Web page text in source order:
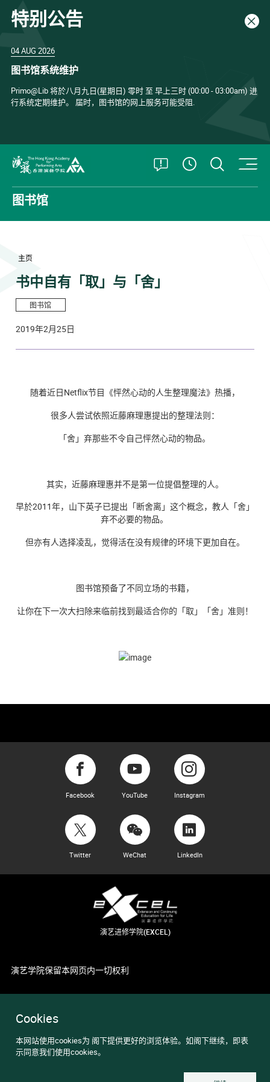
特别公告 关闭
04 AUG 2026
图书馆系统维护
Primo@Lib 将於八月九日(星期日) 零时 至 早上三时 (00:00 - 03:00am) 进
行系统定期维护。 届时，图书馆的网上服务可能受阻.
打开特别公告
查看開放時
打开
图书馆
Cookies
本网站使用cookies为 阁下提供更好的浏览体验。如阁下继续，即表
示同意我们使用cookies。
主页
书中自有「取」与「舍」
图书馆
2019年2月25日
随着近日Netflix节目《怦然心动的人生整理魔法》热播，
很多人尝试依照近藤麻理惠提出的整理法则：
「舍」弃那些不令自己怦然心动的物品。
其实，近藤麻理惠并不是第一位提倡整理的人。
早於2011年，山下英子已提出「断舍离」这个概念， 教人「舍」
弃不必要的物品。
但亦有人选择凌乱，觉得活在没有规律的环境下更加自在。
图书馆预备了不同立场的书籍，
让你在下一次大扫除来临前找到最适合你的「取」「舍」准则！
Facebook YouTube Instagram
Twitter WeChat LinkedIn
演艺进修学院(EXCEL)
演艺学院保留本网页内一切权利